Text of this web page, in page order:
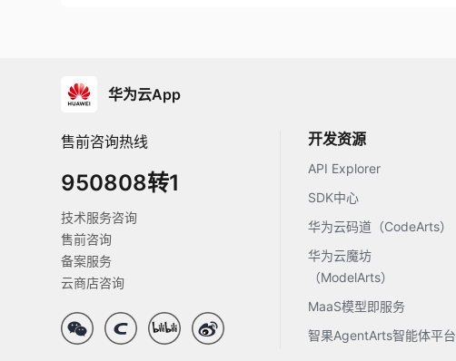
华为云App
售前咨询热线
950808转1
技术服务咨询
售前咨询
备案服务
云商店咨询
开发资源
API Explorer
SDK中心
华为云码道（CodeArts）
华为云魔坊
（ModelArts）
MaaS模型即服务
智果AgentArts智能体平台